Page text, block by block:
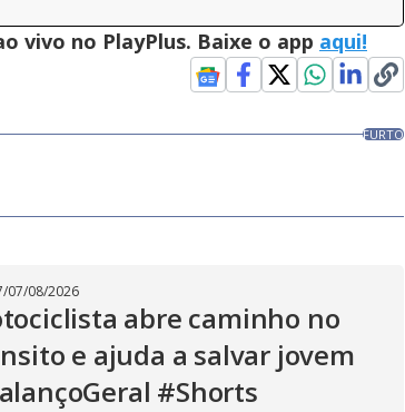
vivo no PlayPlus. Baixe o app aqui!
FURTO
/07/08/2026
abre caminho no
e ajuda a salvar jovem
#Shorts